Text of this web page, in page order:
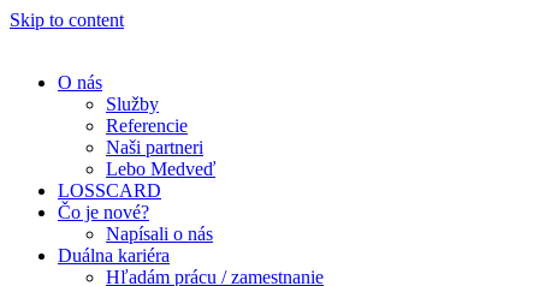
Skip to content
O nás
Služby
Referencie
Naši partneri
Lebo Medveď
LOSSCARD
Čo je nové?
Napísali o nás
Duálna kariéra
Hľadám prácu / zamestnanie